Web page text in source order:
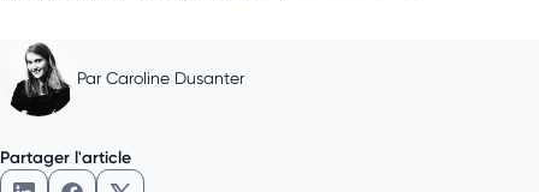
Par Caroline Dusanter
Partager l'article